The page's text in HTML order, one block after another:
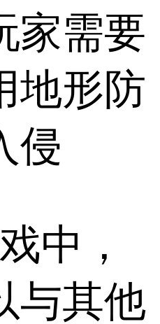
家需要
地形防
侵
中，
与其他